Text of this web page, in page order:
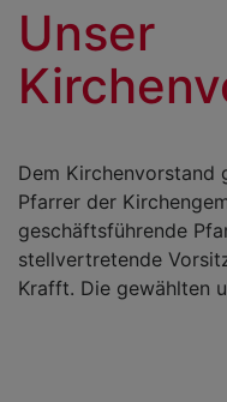
Unser
Dem Kirchenvorstand
Pfarrer der
geschäftsführende
stellvertretende
Krafft. Die gewählten